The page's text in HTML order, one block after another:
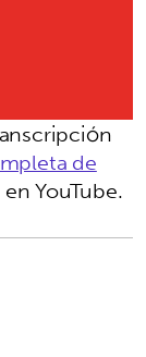
de
YouTube.